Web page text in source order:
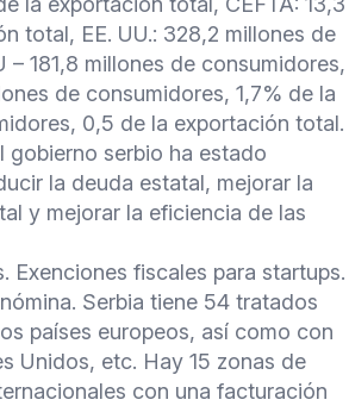
total, EE. UU.: 328,2 millones de
181,8 millones de consumidores,
de consumidores, 1,7% de la
0,5 de la exportación total.
gobierno serbio ha estado
la deuda estatal, mejorar la
y mejorar la eficiencia de las
Exenciones fiscales para startups.
Serbia tiene 54 tratados
países europeos, así como con
Unidos, etc. Hay 15 zonas de
con una facturación